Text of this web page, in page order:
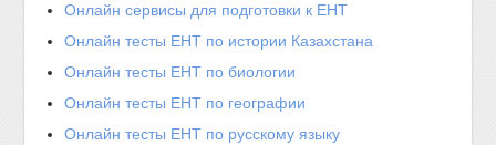
Онлайн сервисы для подготовки к ЕНТ
Онлайн тесты ЕНТ по истории Казахстана
Онлайн тесты ЕНТ по биологии
Онлайн тесты ЕНТ по географии
Онлайн тесты ЕНТ по русскому языку